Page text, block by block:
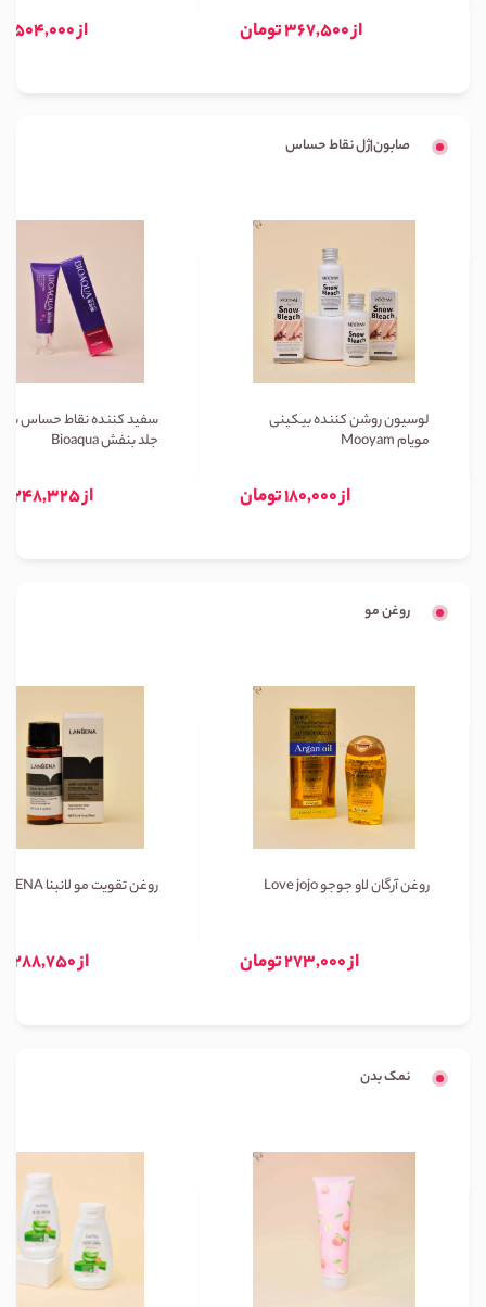
از 367,500 تومان از 504,000 تومان
صابون|ژل نقاط حساس
لوسیون روشن کننده بیکینی
مویام Mooyam
از 180,000 تومان
سفید کننده نقاط حساس
جلد بنفش Bioaqua
از 248,325 تومان
روغن مو
روغن آرگان لاو جوجو Love jojo
از 273,000 تومان
روغن تقویت مو لانبنا LANBENA
از 288,750 تومان
نمک بدن